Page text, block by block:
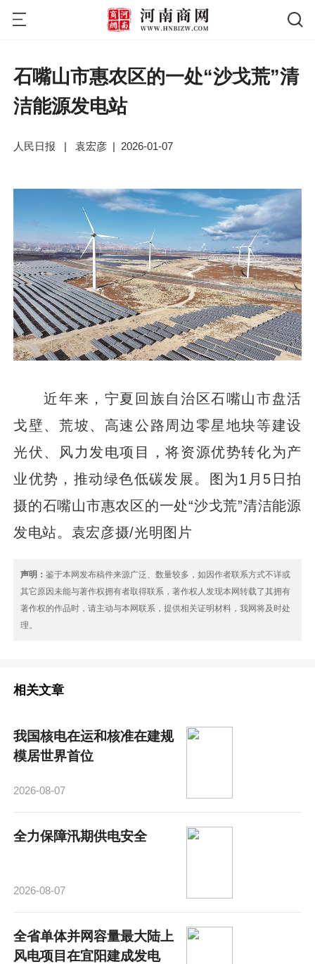
石嘴山市惠农区的一处“沙戈荒”清
洁能源发电站
人民日报 | 袁宏彦 | 2026-01-07
近年来，宁夏回族自治区石嘴山市盘活
戈壁、荒坡、高速公路周边零星地块等建设
光伏、风力发电项目，将资源优势转化为产
业优势，推动绿色低碳发展。图为1月5日拍
摄的石嘴山市惠农区的一处“沙戈荒”清洁能源
发电站。袁宏彦摄/光明图片
声明：鉴于本网发布稿件来源广泛、数量较多，如因作者联系方式不详或
其它原因未能与著作权拥有者取得联系，著作权人发现本网转载了其拥有
著作权的作品时，请主动与本网联系，提供相关证明材料，我网将及时处
理。
相关文章
我国核电在运和核准在建规
模居世界首位
2026-08-07
全力保障汛期供电安全
2026-08-07
全省单体并网容量最大陆上
风电项目在宜阳建成发电